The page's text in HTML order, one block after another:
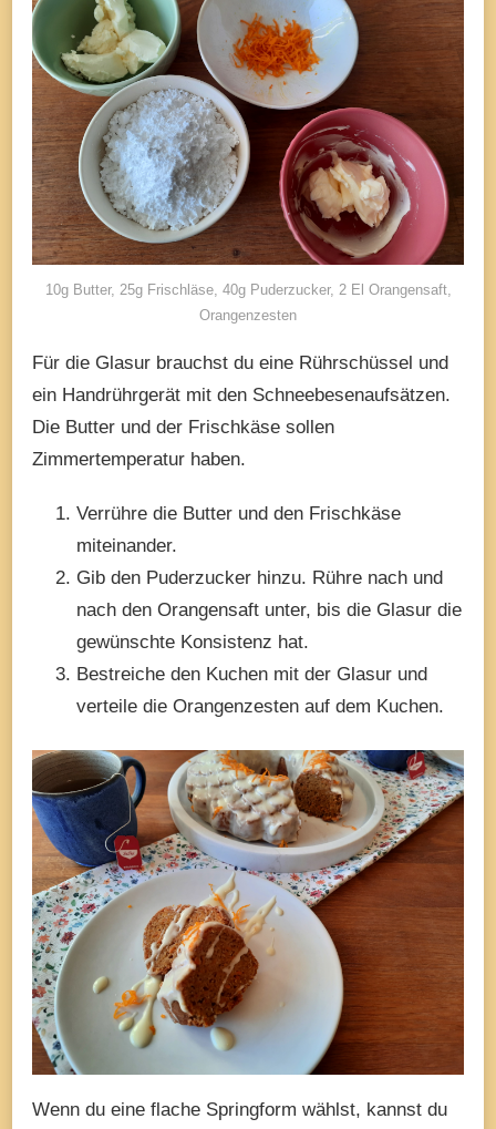
10g Butter, 25g Frischläse, 40g Puderzucker, 2 El Orangensaft,
Orangenzesten
Für die Glasur brauchst du eine Rührschüssel und
ein Handrührgerät mit den Schneebesenaufsätzen.
Die Butter und der Frischkäse sollen
Zimmertemperatur haben.
Verrühre die Butter und den Frischkäse
miteinander.
Gib den Puderzucker hinzu. Rühre nach und
nach den Orangensaft unter, bis die Glasur die
gewünschte Konsistenz hat.
Bestreiche den Kuchen mit der Glasur und
verteile die Orangenzesten auf dem Kuchen.
Wenn du eine flache Springform wählst, kannst du